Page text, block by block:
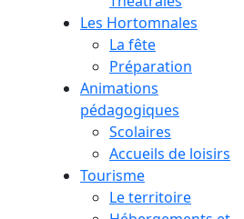
Les Hortomnales
La fête
Préparation
Animations
pédagogiques
Scolaires
Accueils de loisirs
Tourisme
Le territoire